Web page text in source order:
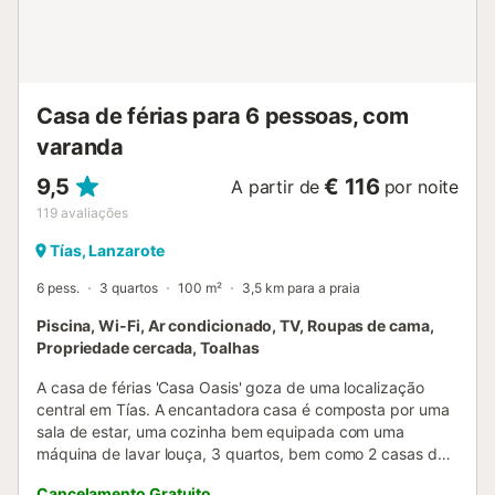
Casa de férias para 6 pessoas, com
varanda
9,5
119 avaliações
A partir de € 116 por noite
Tías, Lanzarote
6 pess. 3 quartos 100 m² 3,5 km para a praia
Piscina, Wi-Fi, Ar condicionado, TV, Roupas de cama,
Propriedade cercada, Toalhas
A casa de férias 'Casa Oasis' goza de uma localização
central em Tías. A encantadora casa é composta por uma
sala de estar, uma cozinha bem equipada com uma
máquina de lavar louça, 3 quartos, bem como 2 casas de